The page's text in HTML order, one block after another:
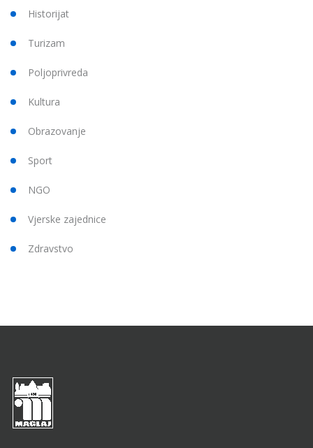
Historijat
Turizam
Poljoprivreda
Kultura
Obrazovanje
Sport
NGO
Vjerske zajednice
Zdravstvo